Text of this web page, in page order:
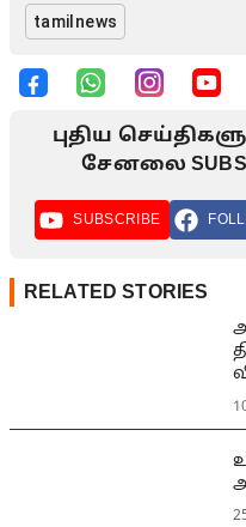
tamilnews
புதிய
சேனலை
SUBSCRIBE
RELATED STORIES